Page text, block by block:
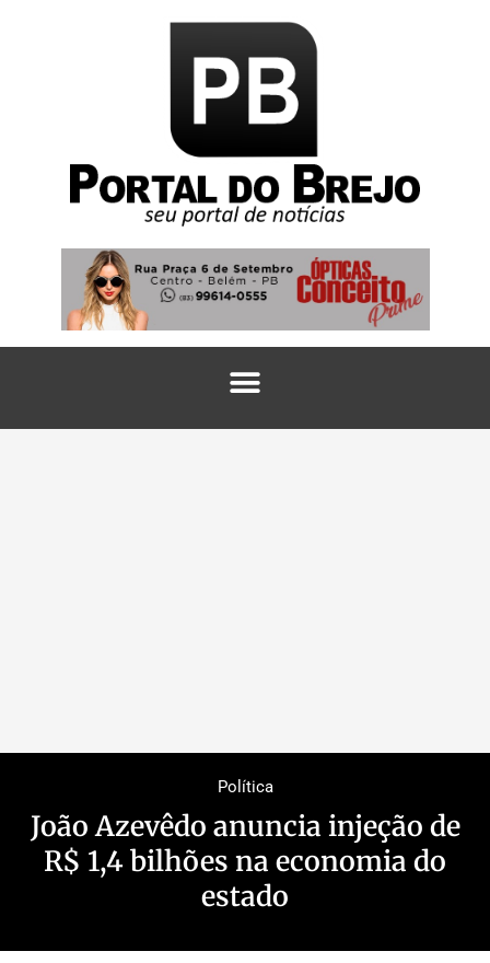
Política
João Azevêdo anuncia injeção de
R$ 1,4 bilhões na economia do
estado